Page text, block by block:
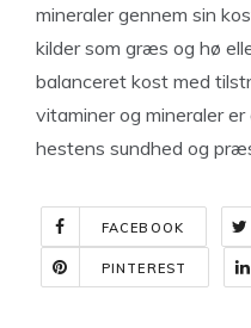
mineraler gennem sin
kilder som græs og hø
balanceret kost med
vitaminer og mineraler
hestens sundhed og
FACEBOOK
PINTEREST